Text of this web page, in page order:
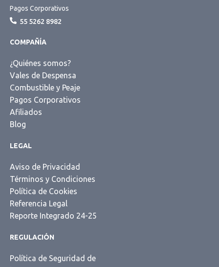
Pagos Corporativos
55 5262 8982
COMPAÑÍA
¿Quiénes somos?
Vales de Despensa
Combustible y Peaje
Pagos Corporativos
Afiliados
Blog
LEGAL
Aviso de Privacidad
Términos y Condiciones
Política de Cookies
Referencia Legal
Reporte Integrado 24-25
REGULACIÓN
Política de Seguridad de